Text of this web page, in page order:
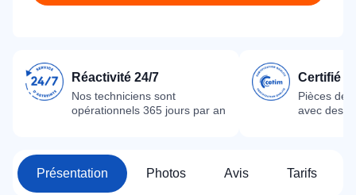
Réactivité 24/7
Nos techniciens sont
opérationnels 365 jours par an
Certifié
Pièces
avec des
Présentation Photos Avis Tarifs